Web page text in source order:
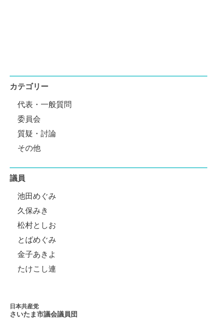
カテゴリー
代表・一般質問
委員会
質疑・討論
その他
議員
池田めぐみ
久保みき
松村としお
とばめぐみ
金子あきよ
たけこし連
日本共産党
さいたま市議会議員団